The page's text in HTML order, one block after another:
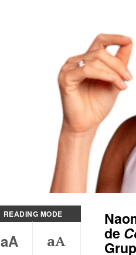
READING MODE
aA aA de